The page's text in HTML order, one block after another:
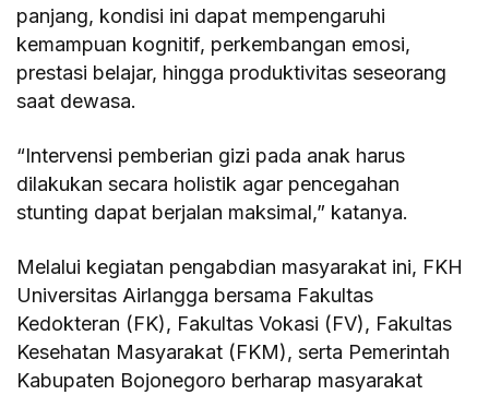
panjang, kondisi ini dapat mempengaruhi
kemampuan kognitif, perkembangan emosi,
prestasi belajar, hingga produktivitas seseorang
saat dewasa.
“Intervensi pemberian gizi pada anak harus
dilakukan secara holistik agar pencegahan
stunting dapat berjalan maksimal,” katanya.
Melalui kegiatan pengabdian masyarakat ini, FKH
Universitas Airlangga bersama Fakultas
Kedokteran (FK), Fakultas Vokasi (FV), Fakultas
Kesehatan Masyarakat (FKM), serta Pemerintah
Kabupaten Bojonegoro berharap masyarakat